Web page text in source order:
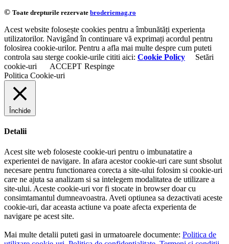
© Toate drepturile rezervate broderiemag.ro
Acest website folosește cookies pentru a îmbunătăți experiența
utilizatorilor. Navigând în continuare vă exprimați acordul pentru
folosirea cookie-urilor. Pentru a afla mai multe despre cum puteti
controla sau sterge cookie-urile cititi aici: Cookie Policy
Setări
cookie-uri
ACCEPT Respinge
Politica Cookie-uri
Închide
Detalii
Acest site web foloseste cookie-uri pentru o imbunatatire a
experientei de navigare. In afara acestor cookie-uri care sunt sbsolut
necesare pentru functionarea corecta a site-ului folosim si cookie-uri
care ne ajuta sa analizam si sa intelegem modalitatea de utilizare a
site-ului. Aceste cookie-uri vor fi stocate in browser doar cu
consimtamantul dumneavoastra. Aveti optiunea sa dezactivati aceste
cookie-uri, dar aceasta actiune va poate afecta experienta de
navigare pe acest site.
Mai multe detalii puteti gasi in urmatoarele documente: Politica de